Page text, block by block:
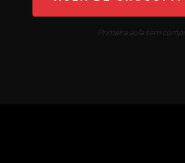
Primeira aula sem